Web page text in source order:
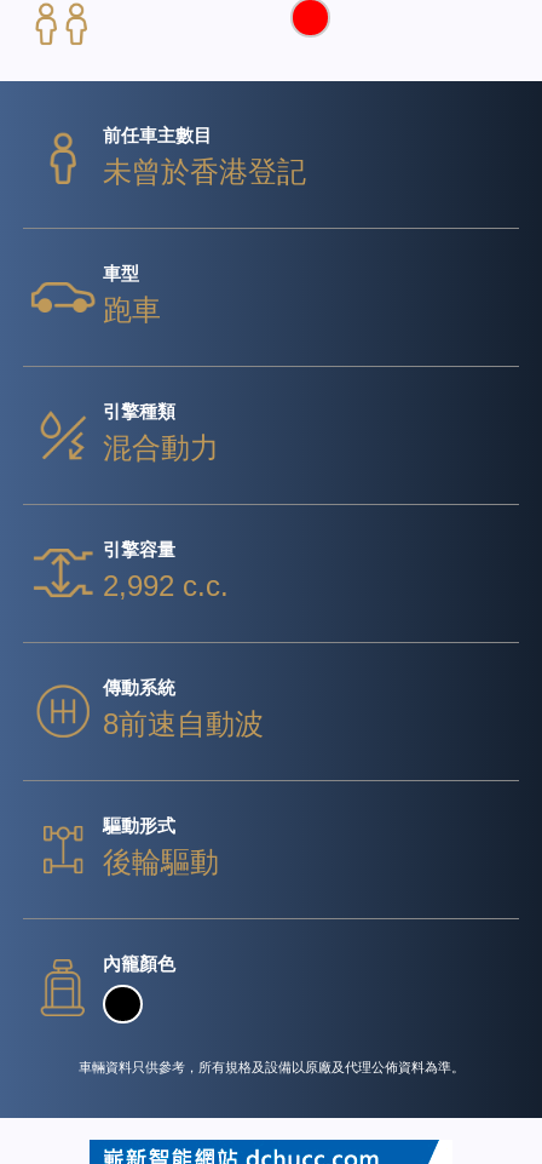
前任車主數目
未曾於香港登記
車型
跑車
引擎種類
混合動力
引擎容量
2,992 c.c.
傳動系統
8前速自動波
驅動形式
後輪驅動
內籠顏色
車輛資料只供參考，所有規格及設備以原廠及代理公佈資料為準。